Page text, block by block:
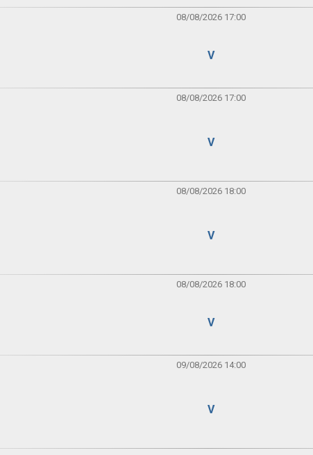
08/08/2026 17:00
V
08/08/2026 17:00
V
08/08/2026 18:00
V
08/08/2026 18:00
V
09/08/2026 14:00
V